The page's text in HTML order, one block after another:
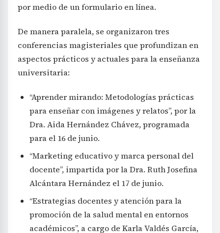
por medio de un formulario en línea.
De manera paralela, se organizaron tres
conferencias magisteriales que profundizan en
aspectos prácticos y actuales para la enseñanza
universitaria:
“Aprender mirando: Metodologías prácticas
para enseñar con imágenes y relatos”, por la
Dra. Aida Hernández Chávez, programada
para el 16 de junio.
“Marketing educativo y marca personal del
docente”, impartida por la Dra. Ruth Josefina
Alcántara Hernández el 17 de junio.
“Estrategias docentes y atención para la
promoción de la salud mental en entornos
académicos”, a cargo de Karla Valdés García,